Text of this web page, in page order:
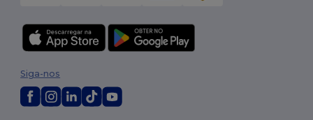
Siga-nos